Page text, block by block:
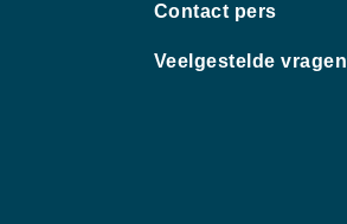
Contact pers
Veelgestelde vragen